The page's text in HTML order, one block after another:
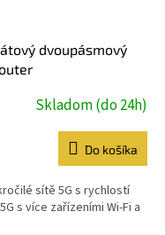
dvoupásmový
Skladom (do 24h)
Do košíka
sítě 5G s rychlostí
s více zařízeními Wi-Fi a